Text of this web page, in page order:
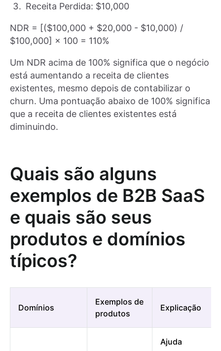
Receita Perdida: $10,000
NDR = [($100,000 + $20,000 - $10,000) /
$100,000] × 100 = 110%
Um NDR acima de 100% significa que o negócio
está aumentando a receita de clientes
existentes, mesmo depois de contabilizar o
churn. Uma pontuação abaixo de 100% significa
que a receita de clientes existentes está
diminuindo.
Quais são alguns
exemplos de B2B SaaS
e quais são seus
produtos e domínios
típicos?
Domínios
Exemplos de
produtos
Explicação
Ajuda